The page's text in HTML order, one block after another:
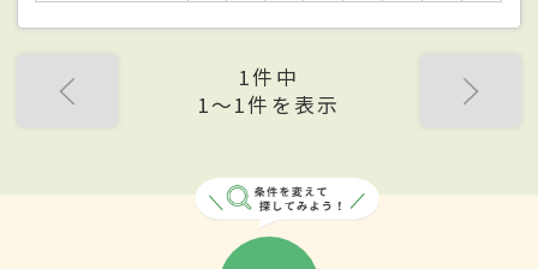
1件中
1〜1件を表示